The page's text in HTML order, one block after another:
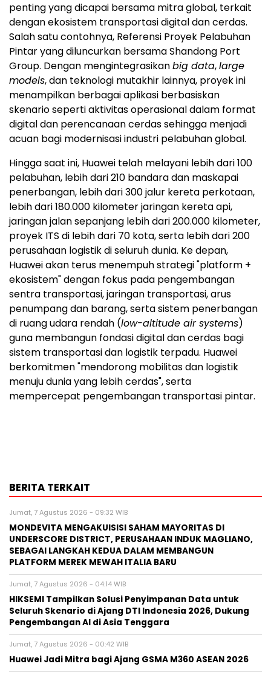
penting yang dicapai bersama mitra global, terkait
dengan ekosistem transportasi digital dan cerdas.
Salah satu contohnya, Referensi Proyek Pelabuhan
Pintar yang diluncurkan bersama Shandong Port
Group. Dengan mengintegrasikanbig data,large
models, dan teknologi mutakhir lainnya, proyek ini
menampilkan berbagai aplikasi berbasiskan
skenario seperti aktivitas operasional dalam format
digital dan perencanaan cerdas sehingga menjadi
acuan bagi modernisasi industri pelabuhan global.
Hingga saat ini, Huawei telah melayani lebih dari 100
pelabuhan, lebih dari 210 bandara dan maskapai
penerbangan, lebih dari 300 jalur kereta perkotaan,
lebih dari 180.000 kilometer jaringan kereta api,
jaringan jalan sepanjang lebih dari 200.000 kilometer,
proyek ITS di lebih dari 70 kota, serta lebih dari 200
perusahaan logistik di seluruh dunia. Ke depan,
Huawei akan terus menempuh strategi "platform +
ekosistem" dengan fokus pada pengembangan
sentra transportasi, jaringan transportasi, arus
penumpang dan barang, serta sistem penerbangan
di ruang udara rendah (low-altitude air systems)
guna membangun fondasi digital dan cerdas bagi
sistem transportasi dan logistik terpadu. Huawei
berkomitmen "mendorong mobilitas dan logistik
menuju dunia yang lebih cerdas", serta
mempercepat pengembangan transportasi pintar.
BERITA TERKAIT
Jumat, 7 Agustus 2026 - 09:32 WIB
MONDEVITA MENGAKUISISI SAHAM MAYORITAS DI
UNDERSCORE DISTRICT, PERUSAHAAN INDUK MAGLIANO,
SEBAGAI LANGKAH KEDUA DALAM MEMBANGUN
PLATFORM MEREK MEWAH ITALIA BARU
Jumat, 7 Agustus 2026 - 04:14 WIB
HIKSEMI Tampilkan Solusi Penyimpanan Data untuk
Seluruh Skenario di Ajang DTI Indonesia 2026, Dukung
Pengembangan AI di Asia Tenggara
Jumat, 7 Agustus 2026 - 00:42 WIB
Huawei Jadi Mitra bagi Ajang GSMA M360 ASEAN 2026